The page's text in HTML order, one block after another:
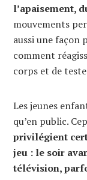
l’apaisement,
mouvements
aussi une
comment
corps et de
Les jeunes
qu’en public.
privilégient
jeu : le soir
télévision,